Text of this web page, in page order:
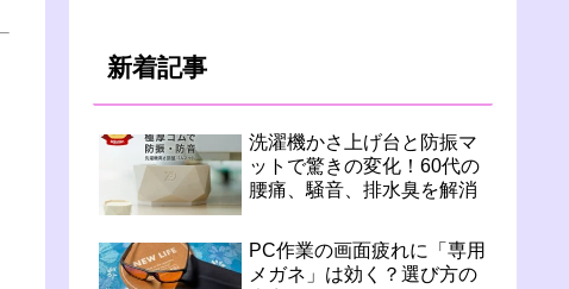
新着記事
洗濯機かさ上げ台と防振マ
ットで驚きの変化！60代の
腰痛、騒音、排水臭を解消
PC作業の画面疲れに「専用
メガネ」は効く？選び方の